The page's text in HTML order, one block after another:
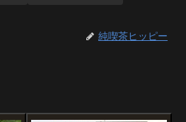
純喫茶ヒッピー